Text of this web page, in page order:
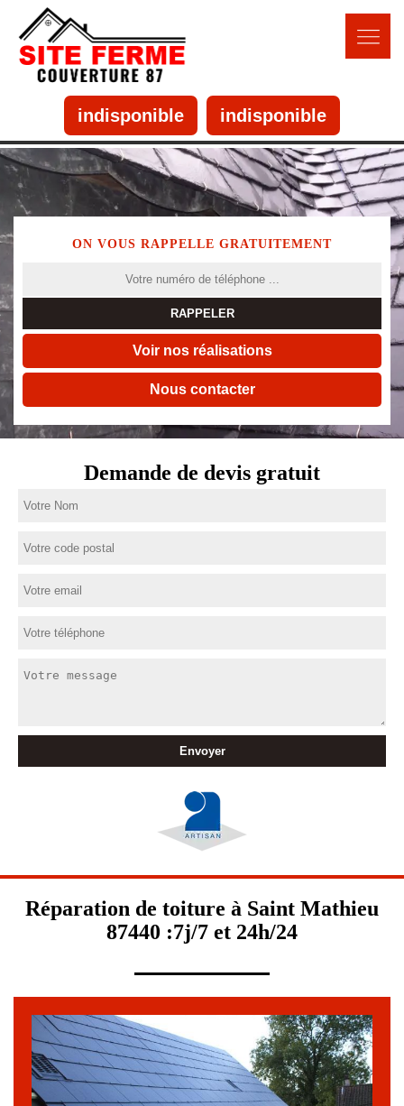
indisponible indisponible
ON VOUS RAPPELLE GRATUITEMENT
Voir nos réalisations
Nous contacter
Demande de devis gratuit
Réparation de toiture à Saint Mathieu
87440 :7j/7 et 24h/24